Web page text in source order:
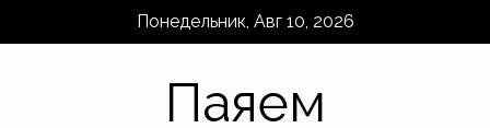
Понедельник, Авг 10, 2026
Паяем